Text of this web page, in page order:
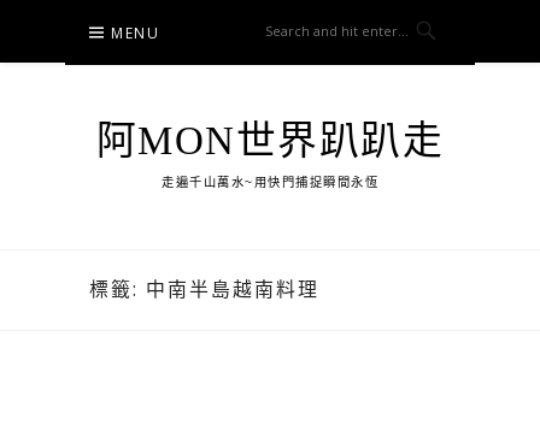
content
MENU
阿MON世界趴趴走
走遍千山萬水~用快門捕捉瞬間永恆
標籤: 中南半島越南料理